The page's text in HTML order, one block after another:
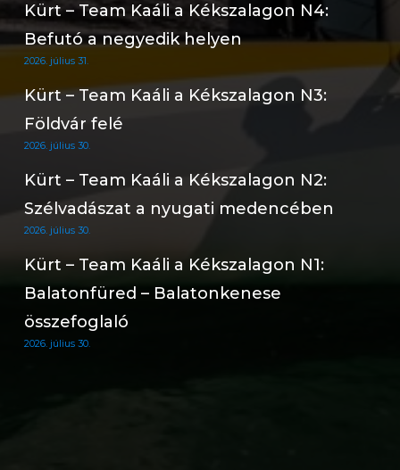
Kürt – Team Kaáli a Kékszalagon N4:
Befutó a negyedik helyen
2026. július 31.
Kürt – Team Kaáli a Kékszalagon N3:
Földvár felé
2026. július 30.
Kürt – Team Kaáli a Kékszalagon N2:
Szélvadászat a nyugati medencében
2026. július 30.
Kürt – Team Kaáli a Kékszalagon N1:
Balatonfüred – Balatonkenese
összefoglaló
2026. július 30.